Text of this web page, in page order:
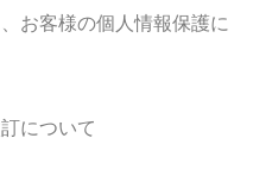
お客様の個人情報保護に
について